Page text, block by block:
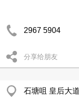
2967 5904
分享给朋友
石塘咀 皇后大